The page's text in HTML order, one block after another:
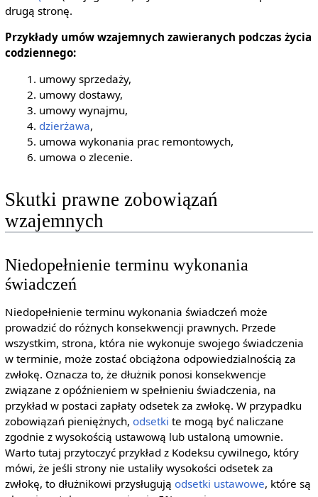
drugą stronę.
Przykłady umów wzajemnych zawieranych podczas życia
codziennego:
umowy sprzedaży,
umowy dostawy,
umowy wynajmu,
dzierżawa,
umowa wykonania prac remontowych,
umowa o zlecenie.
Skutki prawne zobowiązań
wzajemnych
Niedopełnienie terminu wykonania
świadczeń
Niedopełnienie terminu wykonania świadczeń może
prowadzić do różnych konsekwencji prawnych. Przede
wszystkim, strona, która nie wykonuje swojego świadczenia
w terminie, może zostać obciążona odpowiedzialnością za
zwłokę. Oznacza to, że dłużnik ponosi konsekwencje
związane z opóźnieniem w spełnieniu świadczenia, na
przykład w postaci zapłaty odsetek za zwłokę. W przypadku
zobowiązań pieniężnych, odsetki te mogą być naliczane
zgodnie z wysokością ustawową lub ustaloną umownie.
Warto tutaj przytoczyć przykład z Kodeksu cywilnego, który
mówi, że jeśli strony nie ustaliły wysokości odsetek za
zwłokę, to dłużnikowi przysługują odsetki ustawowe, które są